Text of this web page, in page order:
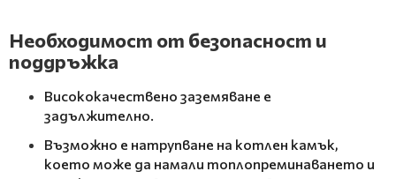
Необходимост от безопасност и
поддръжка
Висококачествено заземяване е
задължително.
Възможно е натрупване на котлен камък,
което може да намали топлопреминаването и